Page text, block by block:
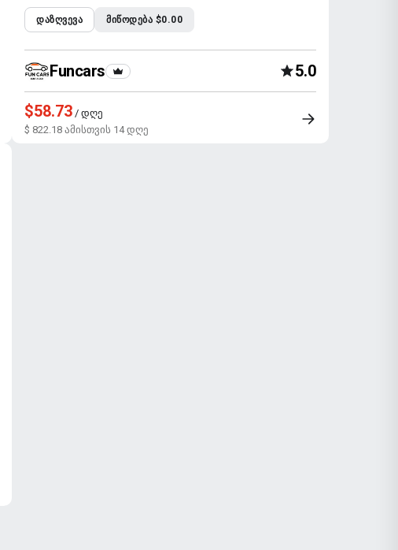
ᲓᲐᲖᲦᲕᲔᲕᲐ ᲛᲘᲬᲝᲓᲔᲑᲐ $0.00
Funcars 5.0
$58.73 / დღე
$ 822.18 ამისთვის 14 დღე